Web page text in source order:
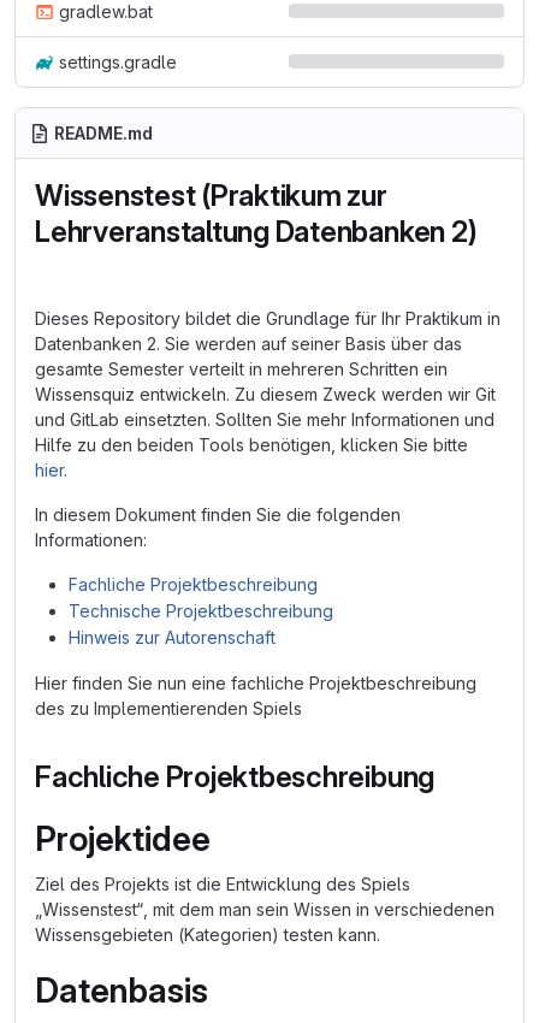
gradlew.bat
settings.gradle
README.md
Wissenstest (Praktikum zur
Lehrveranstaltung Datenbanken 2)
Dieses Repository bildet die Grundlage für Ihr Praktikum in
Datenbanken 2. Sie werden auf seiner Basis über das
gesamte Semester verteilt in mehreren Schritten ein
Wissensquiz entwickeln. Zu diesem Zweck werden wir Git
und GitLab einsetzten. Sollten Sie mehr Informationen und
Hilfe zu den beiden Tools benötigen, klicken Sie bitte
hier.
In diesem Dokument finden Sie die folgenden
Informationen:
Fachliche Projektbeschreibung
Technische Projektbeschreibung
Hinweis zur Autorenschaft
Hier finden Sie nun eine fachliche Projektbeschreibung
des zu Implementierenden Spiels
Fachliche Projektbeschreibung
Projektidee
Ziel des Projekts ist die Entwicklung des Spiels
„Wissenstest“, mit dem man sein Wissen in verschiedenen
Wissensgebieten (Kategorien) testen kann.
Datenbasis